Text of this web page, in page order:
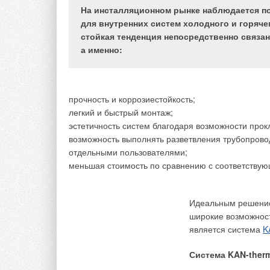
На инсталляционном рынке наблюдается
для внутренних систем холодного и
стойкая тенденция непосредственно
а именно:
прочность и коррозиестойкость;
легкий и быстрый монтаж;
эстетичность систем благодаря возможности
возможность выполнять разветвления
отдельными пользователями;
меньшая стоимость по сравнению с
Идеальным
широкие
является система
Система KAN-
сантехнические
санитарно-
хозяйственно-
изделия
современных
канализацию,
сантехника
определяет форму
состоит в
Формы, габариты и
приборы, обязаны